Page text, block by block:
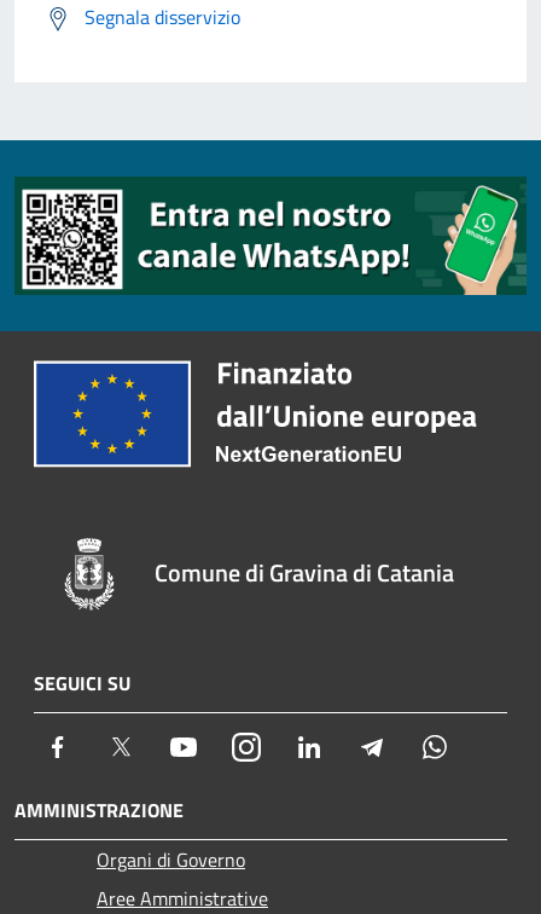
Segnala disservizio
Comune di Gravina di Catania
SEGUICI SU
Facebook Twitter YoutubeInstagram LinkedIn Telegram
AMMINISTRAZIONE
Organi di Governo
Aree Amministrative